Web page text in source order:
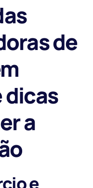
de
dicas
a